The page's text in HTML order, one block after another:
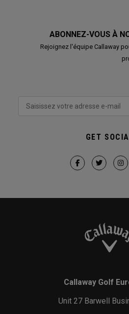
ABONNEZ-VOUS À
Rejoignez l'équipe Callaway
GET
Callaway Golf
Unit 27 Barwell